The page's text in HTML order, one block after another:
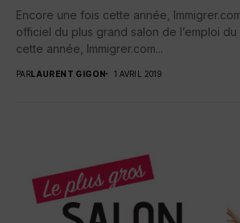
Encore une fois cette année,
officiel du plus grand salon de l’emploi du
cette année, Immigrer.com...
PARLAURENT GIGON 1 AVRIL 2019